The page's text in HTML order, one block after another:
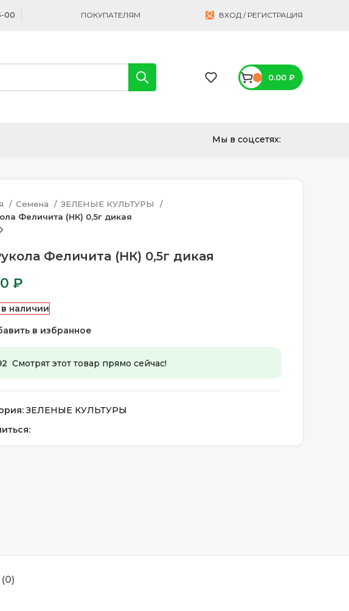
00 ПОКУПАТЕЛЯМ ВХОД / РЕГИСТРАЦИЯ
0.00 ₽
Мы в соцсетях:
Семена
ЗЕЛЕНЫЕ КУЛЬТУРЫ
Феличита (НК) 0,5г дикая
Феличита (НК) 0,5г дикая
₽
наличии
в избранное
Смотрят этот товар прямо сейчас!
ЗЕЛЕНЫЕ КУЛЬТУРЫ